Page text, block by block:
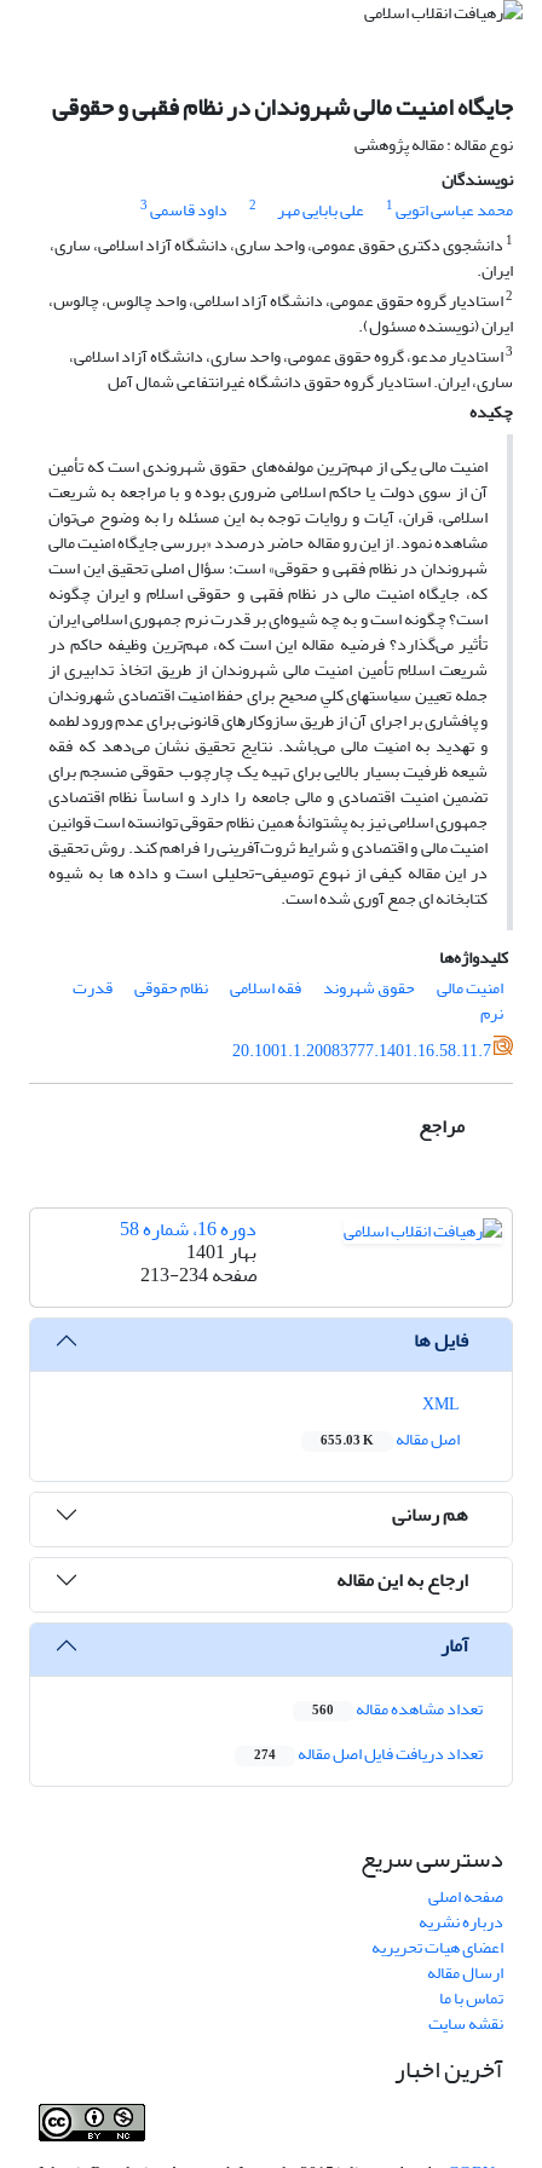
جایگاه امنیت مالی شهروندان در نظام فقهی و حقوقی
نوع مقاله : مقاله پژوهشی
نویسندگان
محمد عباسی اتویی1 علی بابایی مهر 2 داود قاسمی3
1 دانشجوی دکتری حقوق عمومی، واحد ساری، دانشگاه آزاد اسلامی، ساری،
ایران.
2استادیار گروه حقوق عمومی، دانشگاه آزاد اسلامی، واحد چالوس، چالوس،
ایران (نویسنده مسئول).
3استادیار مدعو، گروه حقوق عمومی، واحد ساری، دانشگاه آزاد اسلامی،
ساری، ایران. استادیار گروه حقوق دانشگاه غیرانتفاعی شمال آمل
چکیده
امنیت مالی یکی از مهم‌ترین مولفه‌های حقوق شهروندی است که تأمین
آن از سوی دولت یا حاکم اسلامی ضروری بوده و با مراجعه به شریعت
اسلامی، قران، آیات و روایات توجه به این مسئله را به وضوح می‌توان
مشاهده نمود. از این رو مقاله حاضر درصدد «بررسی جایگاه امنیت مالی
شهروندان در نظام فقهی و حقوقی» است؛ سؤال اصلی تحقیق این است
که، جایگاه امنیت مالی در نظام فقهی و حقوقی اسلام و ایران چگونه
است؟ چگونه است و به چه شیوه‌ای بر قدرت نرم جمهوری اسلامی ایران
تأثیر می‌گذارد؟ فرضیه مقاله این است که، مهم‌ترین وظیفه ﺣﺎﻛﻢ در
شریعت اسلام تأمین امنیت مالی شهروندان از طریق اتخاذ تدابیری از
جمله تعیین ﺳﻴﺎﺳﺘﻬﺎی ﻛﻠﻲ ﺻﺤﻴﺢ ﺑﺮای ﺣﻔﻆ اﻣﻨﻴﺖ اﻗﺘﺼﺎدی ﺷﻬﺮوﻧﺪان
و ﭘﺎﻓﺸﺎری ﺑﺮ اﺟﺮای آن از ﻃﺮﻳﻖ ﺳﺎزوﻛﺎرﻫﺎی ﻗﺎﻧﻮنی ﺑﺮای ﻋﺪم ورود ﻟﻄﻤﻪ
و ﺗﻬﺪﻳﺪ ﺑﻪ اﻣﻨﻴﺖ ﻣﺎلی می‌باشد. نتایج تحقیق نشان می‌دهد که فقه
شیعه ظرفیت بسیار بالایی برای تهیه یک چارچوب حقوقی منسجم برای
تضمین امنیت اقتصادی و مالی جامعه را دارد و اساساً نظام اقتصادی
جمهوری اسلامی نیز به پشتوانۀ همین نظام حقوقی توانسته است قوانین
امنیت مالی و اقتصادی و شرایط ثروت‌آفرینی را فراهم کند. روش تحقیق
در این مقاله کیفی از نهوع توصیفی-تحلیلی است و داده ها به شیوه
کتابخانه ای جمع آوری شده است.
کلیدواژه‌ها
امنیت مالی
حقوق شهروند فقه اسلامی نظام حقوقی قدرت
نرم
20.1001.1.20083777.1401.16.58.11.7
مراجع
دوره 16، شماره 58
بهار 1401
صفحه213-234
فایل ها
اصل مقاله
655.03 K
هم رسانی
ارجاع به این مقاله
آمار
تعداد مشاهده مقاله 560
تعداد دریافت فایل اصل مقاله 274
دسترسی سریع
صفحه اصلی
درباره نشریه
اعضای هیات تحریریه
ارسال مقاله
تماس با ما
نقشه سایت
آخرین اخبار